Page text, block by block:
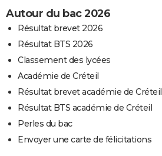
Autour du bac 2026
Résultat brevet 2026
Résultat BTS 2026
Classement des lycées
Académie de Créteil
Résultat brevet académie de Créteil
Résultat BTS académie de Créteil
Perles du bac
Envoyer une carte de félicitations